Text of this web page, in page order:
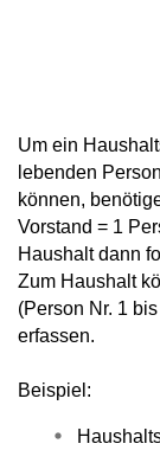
Um ein
lebenden
können,
Vorstand = 1
Haushalt dann
Zum Haushalt
(Person Nr. 1
erfassen.
Beispiel: